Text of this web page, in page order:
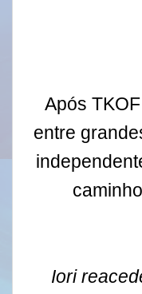
Após
entre
Iori